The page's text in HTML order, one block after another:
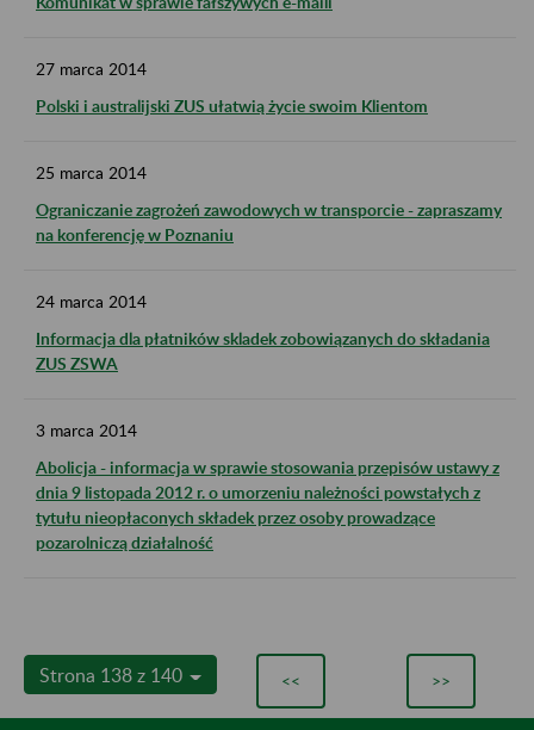
27 marca 2014
Polski i australijski ZUS ułatwią życie swoim Klientom
25 marca 2014
Ograniczanie zagrożeń zawodowych w transporcie - zapraszamy
na konferencję w Poznaniu
24 marca 2014
Informacja dla płatników skladek zobowiązanych do składania
ZUS ZSWA
3 marca 2014
Abolicja - informacja w sprawie stosowania przepisów ustawy z
dnia 9 listopada 2012 r. o umorzeniu należności powstałych z
tytułu nieopłaconych składek przez osoby prowadzące
pozarolniczą działalność
Strona 138 z 140 << >>